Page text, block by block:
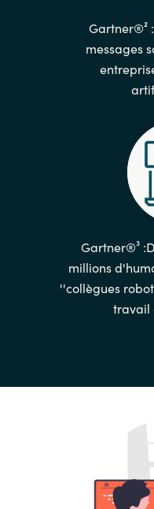
Gartner®²
messages
Gartner®³
millions
''collègues
travail